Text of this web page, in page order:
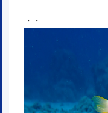
・・